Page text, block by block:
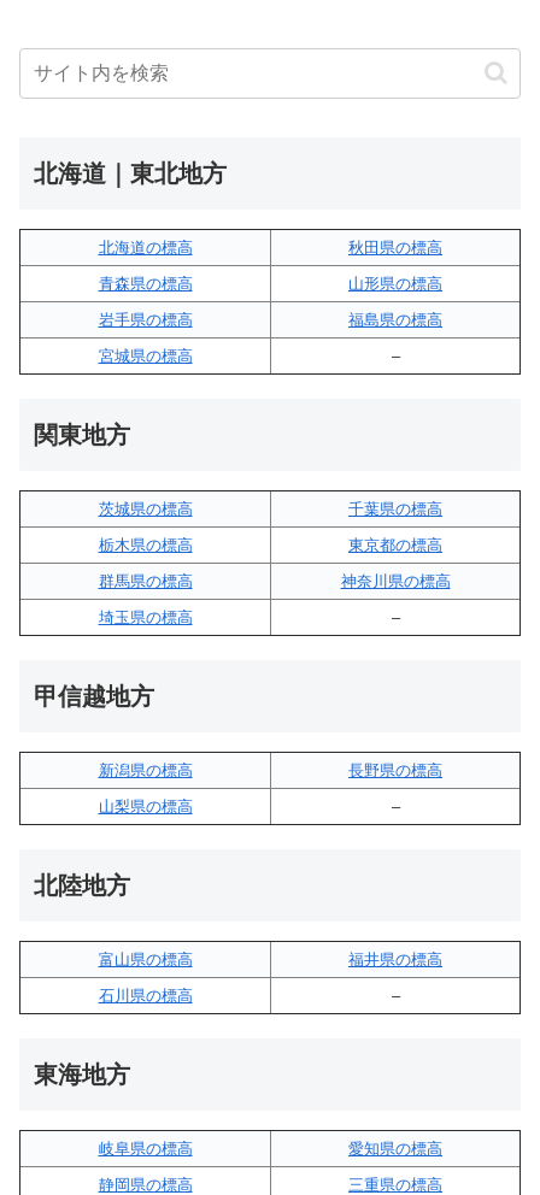
北海道｜東北地方
北海道の標高
秋田県の標高
青森県の標高
山形県の標高
岩手県の標高
福島県の標高
宮城県の標高
–
関東地方
茨城県の標高
千葉県の標高
栃木県の標高
東京都の標高
群馬県の標高
神奈川県の標高
埼玉県の標高
–
甲信越地方
新潟県の標高
長野県の標高
山梨県の標高
–
北陸地方
富山県の標高
福井県の標高
石川県の標高
–
東海地方
岐阜県の標高
愛知県の標高
静岡県の標高
三重県の標高